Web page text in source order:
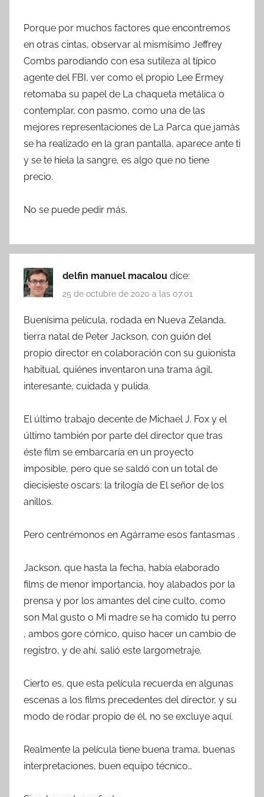
Porque por muchos factores que encontremos
en otras cintas, observar al mismísimo Jeffrey
Combs parodiando con esa sutileza al típico
agente del FBI, ver como el propio Lee Ermey
retomaba su papel de La chaqueta metálica o
contemplar, con pasmo, como una de las
mejores representaciones de La Parca que jamás
se ha realizado en la gran pantalla, aparece ante ti
y se te hiela la sangre, es algo que no tiene
precio.
No se puede pedir más.
delfin manuel macalou dice:
25 de octubre de 2020 a las 07:01
Buenísima película, rodada en Nueva Zelanda,
tierra natal de Peter Jackson, con guión del
propio director en colaboración con su guionista
habitual, quiénes inventaron una trama ágil,
interesante, cuidada y pulida.
El último trabajo decente de Michael J. Fox y el
último también por parte del director que tras
éste film se embarcaría en un proyecto
imposible, pero que se saldó con un total de
diecisieste oscars: la trilogía de El señor de los
anillos.
Pero centrémonos en Agárrame esos fantasmas .
Jackson, que hasta la fecha, había elaborado
films de menor importancia, hoy alabados por la
prensa y por los amantes del cine culto, como
son Mal gusto o Mi madre se ha comido tu perro
, ambos gore cómico, quiso hacer un cambio de
registro, y de ahí, salió este largometraje.
Cierto es, que esta película recuerda en algunas
escenas a los films precedentes del director, y su
modo de rodar propio de él, no se excluye aquí.
Realmente la película tiene buena trama, buenas
interpretaciones, buen equipo técnico…